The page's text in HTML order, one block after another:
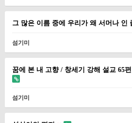
그 많은 이름 중에 우리가 왜 서머나 인
섬기미
꿈에 본 내 고향 / 창세기 강해 설교 65
섬기미